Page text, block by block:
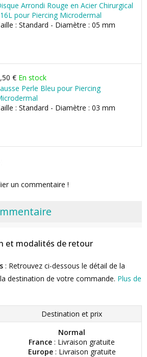
Arrondi Rouge en Acier Chirurgical
pour Piercing Microdermal
: Standard - Diamètre : 05 mm
€ En stock
Perle Bleu pour Piercing
: Standard - Diamètre : 03 mm
un commentaire !
et modalités de retour
: Retrouvez ci-dessous le détail de la
destination de votre commande. Plus de
Destination et prix
Normal
France : Livraison gratuite
Europe: Livraison gratuite